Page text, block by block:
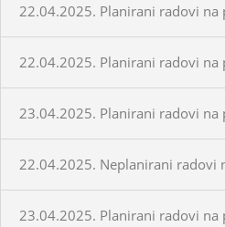
22.04.2025. Planirani radovi
22.04.2025. Planirani radovi
23.04.2025. Planirani radovi na
22.04.2025. Neplanirani radovi
23.04.2025. Planirani radovi